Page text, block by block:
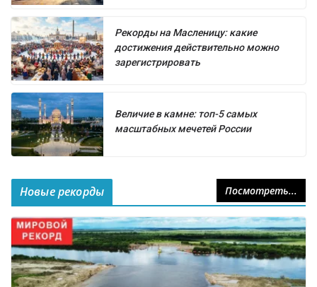
Рекорды на Масленицу: какие
достижения действительно можно
зарегистрировать
Величие в камне: топ-5 самых
масштабных мечетей России
Новые рекорды Посмотреть...